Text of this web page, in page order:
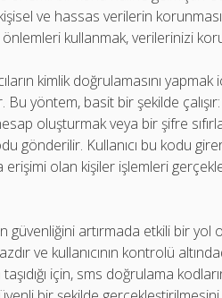
ve hassas verilerin
kullanmak, verilerinizi
kimlik doğrulamasını
yöntem, basit bir şekilde
oluşturmak veya bir şifre
gönderilir. Kullanıcı bu kodu
olan kişiler işlemleri
güvenliğini artırmada etkili bir
ve kullanıcının kontrolü
için, sms doğrulama